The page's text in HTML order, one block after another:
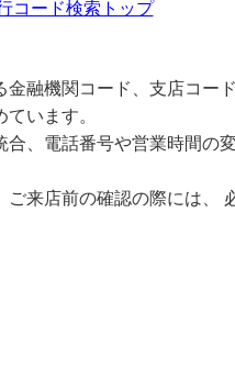
コード検索トップ
金融機関コード、支店コー
います。
合、電話番号や営業時間の
ご来店前の確認の際には、